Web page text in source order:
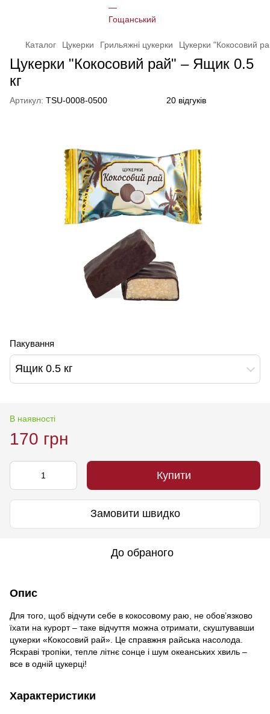
Каталог Цукерки Грильяжні цукерки Цукерки "Кокосовий
Цукерки "Кокосовий рай" – Ящик 0.5
кг
Артикул: TSU-0008-0500 20 відгуків
Пакування
Ящик 0.5 кг
В наявності
170 грн
Купити
Замовити швидко
До обраного
Опис
Для того, щоб відчути себе в кокосовому раю, не обов’язково
їхати на курорт – таке відчуття можна отримати, скуштувавши
цукерки «Кокосовий рай». Це справжня райська насолода.
Яскраві тропіки, тепле літнє сонце і шум океанських хвиль –
все в одній цукерці!
Характеристики